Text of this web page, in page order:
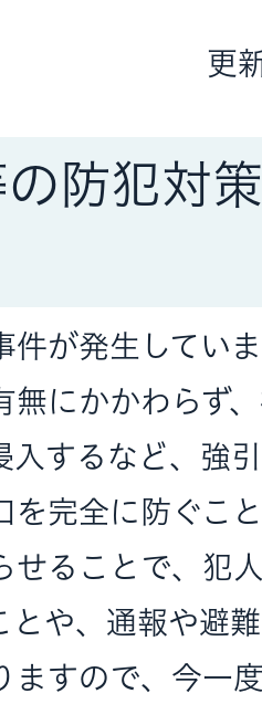
更
防犯対
件が発生してい
無にかかわらず
入するなど、強
を完全に防ぐこ
せることで、犯
とや、通報や避
ますので、今一